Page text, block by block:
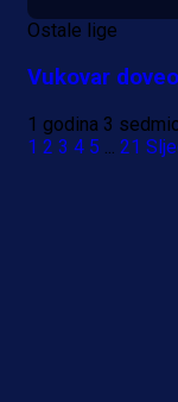
Ostale lige
Vukovar
1 godina 3
1 2 3 4 5 ... 21